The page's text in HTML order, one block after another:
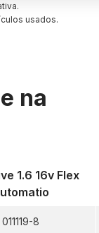
usados.
na
1.6 16v Flex
011119-8